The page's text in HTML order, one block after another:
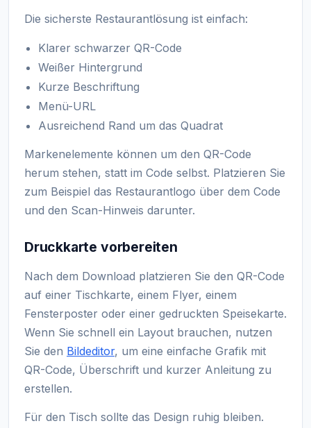
Die sicherste Restaurantlösung ist einfach:
Klarer schwarzer QR-Code
Weißer Hintergrund
Kurze Beschriftung
Menü-URL
Ausreichend Rand um das Quadrat
Markenelemente können um den QR-Code
herum stehen, statt im Code selbst. Platzieren Sie
zum Beispiel das Restaurantlogo über dem Code
und den Scan-Hinweis darunter.
Druckkarte vorbereiten
Nach dem Download platzieren Sie den QR-Code
auf einer Tischkarte, einem Flyer, einem
Fensterposter oder einer gedruckten Speisekarte.
Wenn Sie schnell ein Layout brauchen, nutzen
Sie den Bildeditor, um eine einfache Grafik mit
QR-Code, Überschrift und kurzer Anleitung zu
erstellen.
Für den Tisch sollte das Design ruhig bleiben.